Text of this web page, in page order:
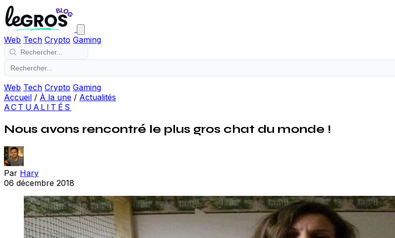
Web Tech Crypto Gaming
Web Tech Crypto Gaming
Accueil / À la une / Actualités
ACTUALITÉS
Nous avons rencontré le plus gros chat du monde !
Par Hary
06 décembre 2018